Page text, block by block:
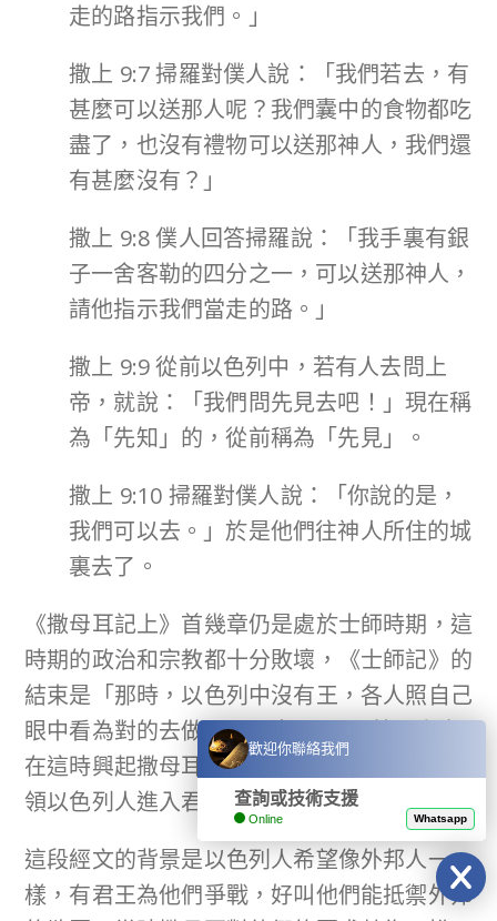
走的路指示我們。」
撒上 9:7 掃羅對僕人說：「我們若去，有
甚麼可以送那人呢？我們囊中的食物都吃
盡了，也沒有禮物可以送那神人，我們還
有甚麼沒有？」
撒上 9:8 僕人回答掃羅說：「我手裏有銀
子一舍客勒的四分之一，可以送那神人，
請他指示我們當走的路。」
撒上 9:9 從前以色列中，若有人去問上
帝，就說：「我們問先見去吧！」現在稱
為「先知」的，從前稱為「先見」。
撒上 9:10 掃羅對僕人說：「你說的是，
我們可以去。」於是他們往神人所住的城
裏去了。
《撒母耳記上》首幾章仍是處於士師時期，這
時期的政治和宗教都十分敗壞，《士師記》的
結束是「那時，以色列中沒有王，各人照自己
眼中看為對的去做。」（士21:25）於是上帝
在這時興起撒母耳，藉他結束了士師時期並帶
領以色列人進入君王時期。
這段經文的背景是以色列人希望像外邦人一
樣，有君王為他們爭戰，好叫他們能抵禦外邦
歡迎你聯絡我們
查詢或技術支援
Online Whatsapp